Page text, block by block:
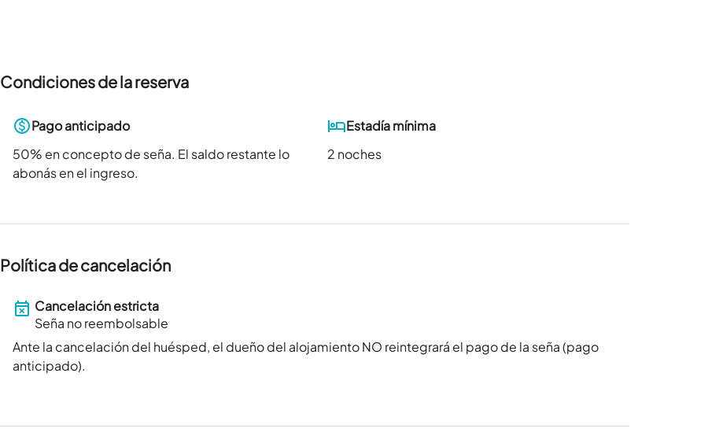
Condiciones de la reserva
Pago anticipado
50% en concepto de seña. El saldo restante lo
abonás en el ingreso.
Estadía mínima
2 noches
Política de cancelación
Cancelación estricta
Seña no reembolsable
Ante la cancelación del huésped, el dueño del alojamiento NO reintegrará el pago de la seña (pago
anticipado).